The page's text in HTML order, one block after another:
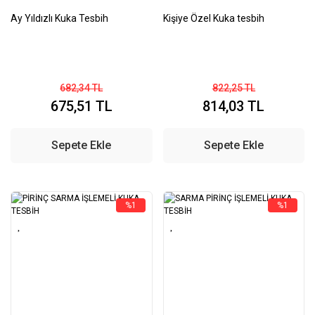
Ay Yıldızlı Kuka Tesbih
682,34 TL
675,51 TL
Sepete Ekle
Kişiye Özel Kuka tesbih
822,25 TL
814,03 TL
Sepete Ekle
%1 %1